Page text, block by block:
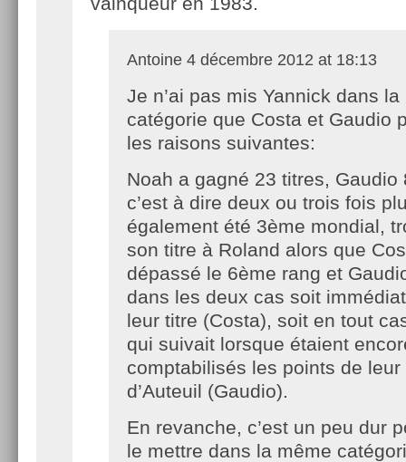
Antoine 4 décembre 2012 at 18:13
Je n’ai pas mis Yannick dans la
catégorie que Costa et Gaudio
les raisons suivantes:
Noah a gagné 23 titres, Gaudio
c’est à dire deux ou trois fois
également été 3ème mondial,
son titre à Roland alors que
dépassé le 6ème rang et
dans les deux cas soit
leur titre (Costa), soit en tout
qui suivait lorsque étaient
comptabilisés les points de
d’Auteuil (Gaudio).
En revanche, c’est un peu dur
le mettre dans la même